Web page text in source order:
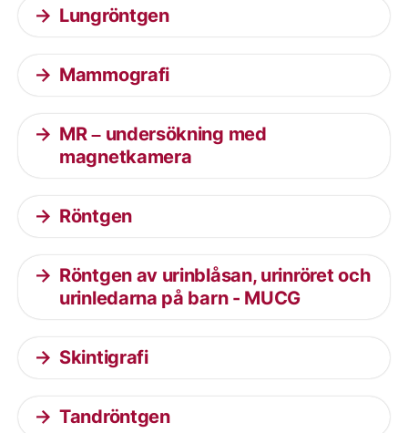
Lungröntgen
Mammografi
MR – undersökning med
magnetkamera
Röntgen
Röntgen av urinblåsan, urinröret och
urinledarna på barn - MUCG
Skintigrafi
Tandröntgen